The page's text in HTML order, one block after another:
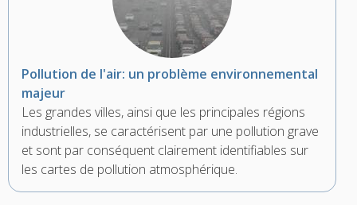
Pollution de l'air: un problème environnemental
majeur
Les grandes villes, ainsi que les principales régions
industrielles, se caractérisent par une pollution grave
et sont par conséquent clairement identifiables sur
les cartes de pollution atmosphérique.